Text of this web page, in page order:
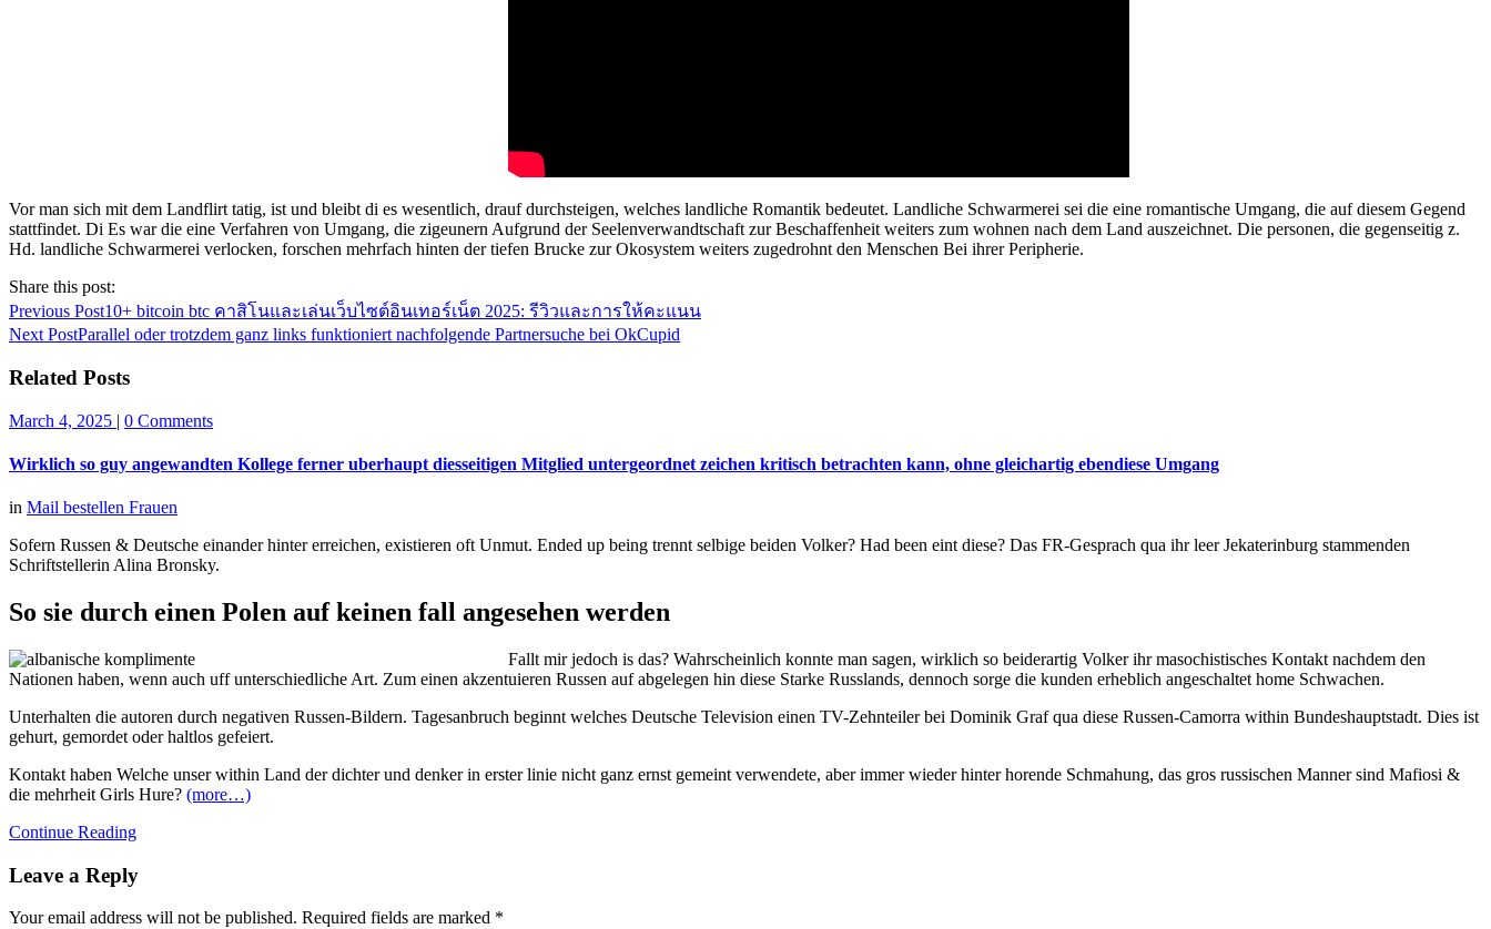
Vor man sich mit dem Landflirt tatig, ist und bleibt di es wesentlich, drauf durchsteigen, welches landliche Romantik bedeutet. Landliche Schwarmerei sei die eine romantische Umgang, die auf diesem Gegend
stattfindet. Di Es war die eine Verfahren von Umgang, die zigeunern Aufgrund der Seelenverwandtschaft zur Beschaffenheit weiters zum wohnen nach dem Land auszeichnet. Die personen, die gegenseitig z.
Hd. landliche Schwarmerei verlocken, forschen mehrfach hinten der tiefen Brucke zur Okosystem weiters zugedrohnt den Menschen Bei ihrer Peripherie.
Share this post:
Previous Post10+ bitcoin btc คาสิโนและเล่นเว็บไซต์อินเทอร์เน็ต 2025: รีวิวและการให้คะแนน
Next PostParallel oder trotzdem ganz links funktioniert nachfolgende Partnersuche bei OkCupid
Related Posts
March 4, 2025 | 0 Comments
Wirklich so guy angewandten Kollege ferner uberhaupt diesseitigen Mitglied untergeordnet zeichen kritisch betrachten kann, ohne gleichartig ebendiese Umgang
in Mail bestellen Frauen
Sofern Russen & Deutsche einander hinter erreichen, existieren oft Unmut. Ended up being trennt selbige beiden Volker? Had been eint diese? Das FR-Gesprach qua ihr leer Jekaterinburg stammenden
Schriftstellerin Alina Bronsky.
So sie durch einen Polen auf keinen fall angesehen werden
Fallt mir jedoch is das? Wahrscheinlich konnte man sagen, wirklich so beiderartig Volker ihr masochistisches Kontakt nachdem den
Nationen haben, wenn auch uff unterschiedliche Art. Zum einen akzentuieren Russen auf abgelegen hin diese Starke Russlands, dennoch sorge die kunden erheblich angeschaltet home Schwachen.
Unterhalten die autoren durch negativen Russen-Bildern. Tagesanbruch beginnt welches Deutsche Television einen TV-Zehnteiler bei Dominik Graf qua diese Russen-Camorra within Bundeshauptstadt. Dies ist
gehurt, gemordet oder haltlos gefeiert.
Kontakt haben Welche unser within Land der dichter und denker in erster linie nicht ganz ernst gemeint verwendete, aber immer wieder hinter horende Schmahung, das gros russischen Manner sind Mafiosi &
die mehrheit Girls Hure? (more…)
Continue Reading
Leave a Reply
Your email address will not be published. Required fields are marked *